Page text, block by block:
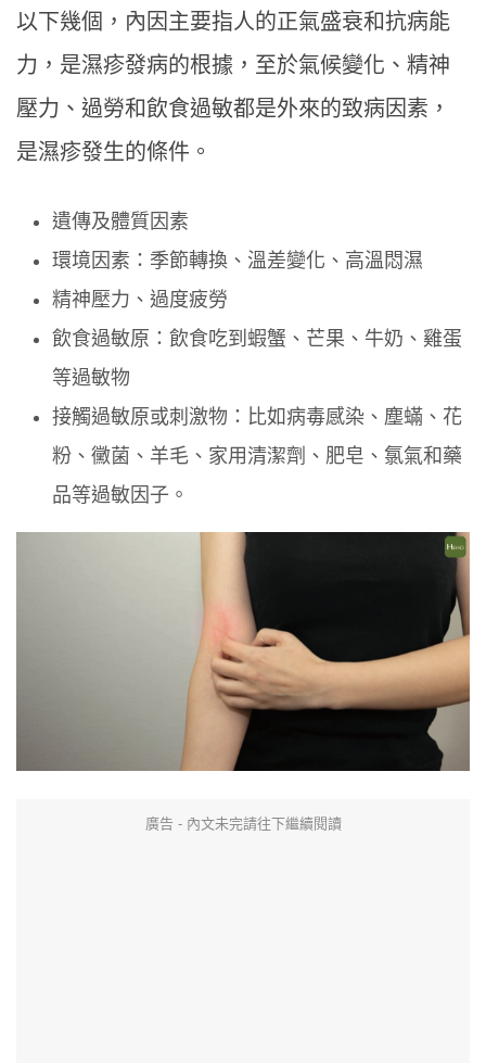
以下幾個，內因主要指人的正氣盛衰和抗病能
力，是濕疹發病的根據，至於氣候變化、精神
壓力、過勞和飲食過敏都是外來的致病因素，
是濕疹發生的條件。
遺傳及體質因素
環境因素：季節轉換、溫差變化、高溫悶濕
精神壓力、過度疲勞
飲食過敏原：飲食吃到蝦蟹、芒果、牛奶、雞蛋
等過敏物
接觸過敏原或刺激物：比如病毒感染、塵蟎、花
粉、黴菌、羊毛、家用清潔劑、肥皂、氯氣和藥
品等過敏因子。
廣告 - 內文未完請往下繼續閱讀